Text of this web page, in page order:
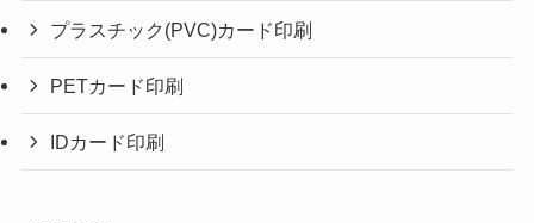
プラスチック(PVC)カード印刷
PETカード印刷
IDカード印刷